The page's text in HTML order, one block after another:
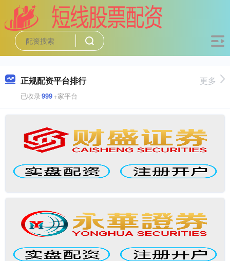
正规配资平台排行
已收录999+家平台
更多